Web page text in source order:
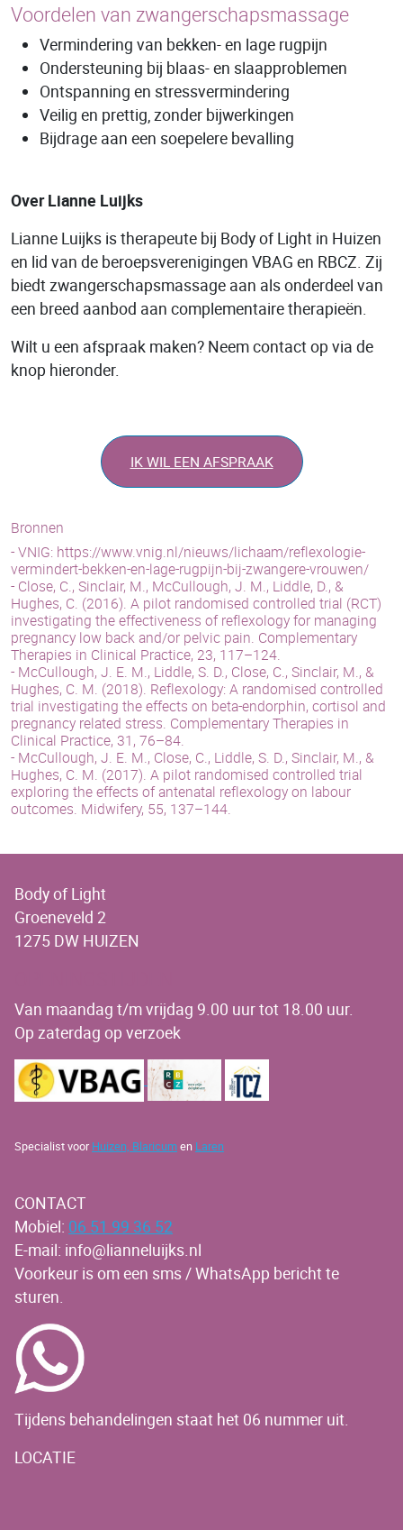
Voordelen van zwangerschapsmassage
Vermindering van bekken- en lage rugpijn
Ondersteuning bij blaas- en slaapproblemen
Ontspanning en stressvermindering
Veilig en prettig, zonder bijwerkingen
Bijdrage aan een soepelere bevalling
Over Lianne Luijks
Lianne Luijks is therapeute bij Body of Light in Huizen
en lid van de beroepsverenigingen VBAG en RBCZ. Zij
biedt zwangerschapsmassage aan als onderdeel van
een breed aanbod aan complementaire therapieën.
Wilt u een afspraak maken? Neem contact op via de
knop hieronder.
IK WIL EEN AFSPRAAK
Bronnen
- VNIG: https://www.vnig.nl/nieuws/lichaam/reflexologie-
vermindert-bekken-en-lage-rugpijn-bij-zwangere-vrouwen/
- Close, C., Sinclair, M., McCullough, J. M., Liddle, D., &
Hughes, C. (2016). A pilot randomised controlled trial (RCT)
investigating the effectiveness of reflexology for managing
pregnancy low back and/or pelvic pain. Complementary
Therapies in Clinical Practice, 23, 117–124.
- McCullough, J. E. M., Liddle, S. D., Close, C., Sinclair, M., &
Hughes, C. M. (2018). Reflexology: A randomised controlled
trial investigating the effects on beta-endorphin, cortisol and
pregnancy related stress. Complementary Therapies in
Clinical Practice, 31, 76–84.
- McCullough, J. E. M., Close, C., Liddle, S. D., Sinclair, M., &
Hughes, C. M. (2017). A pilot randomised controlled trial
exploring the effects of antenatal reflexology on labour
outcomes. Midwifery, 55, 137–144.
Body of Light
Groeneveld 2
1275 DW HUIZEN
Van maandag t/m vrijdag 9.00 uur tot 18.00 uur.
Op zaterdag op verzoek
Specialist voor Huizen, Blaricumen Laren
CONTACT
Mobiel: 06 51 99 36 52
E-mail: info@lianneluijks.nl
Voorkeur is om een sms / WhatsApp bericht te
sturen.
Tijdens behandelingen staat het 06 nummer uit.
LOCATIE